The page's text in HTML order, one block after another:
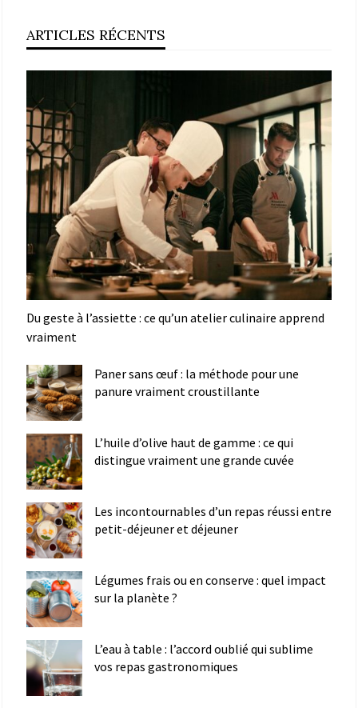
ARTICLES RÉCENTS
Du geste à l’assiette : ce qu’un atelier culinaire apprend
vraiment
Paner sans œuf : la méthode pour une
panure vraiment croustillante
L’huile d’olive haut de gamme : ce qui
distingue vraiment une grande cuvée
Les incontournables d’un repas réussi entre
petit-déjeuner et déjeuner
Légumes frais ou en conserve : quel impact
sur la planète ?
L’eau à table : l’accord oublié qui sublime
vos repas gastronomiques